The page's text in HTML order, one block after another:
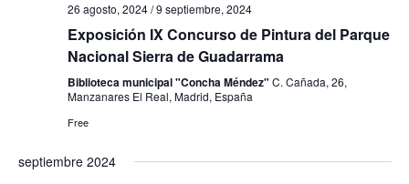
e
n
26 agosto, 2024/9 septiembre, 2024
Exposición IX Concurso de Pintura del Parque
Nacional Sierra de Guadarrama
Biblioteca municipal "Concha Méndez" C. Cañada, 26,
Manzanares El Real, Madrid, España
Free
septiembre 2024